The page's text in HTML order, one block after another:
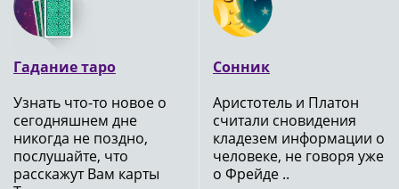
Гадание таро
Узнать что-то новое о
сегодняшнем дне
никогда не поздно,
послушайте, что
расскажут Вам карты
Сонник
Аристотель и Платон
считали сновидения
кладезем информации о
человеке, не говоря уже
о Фрейде ..